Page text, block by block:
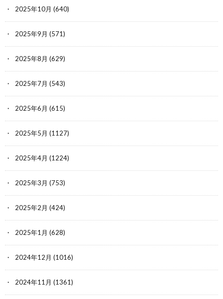
2025年10月 (640)
2025年9月 (571)
2025年8月 (629)
2025年7月 (543)
2025年6月 (615)
2025年5月 (1127)
2025年4月 (1224)
2025年3月 (753)
2025年2月 (424)
2025年1月 (628)
2024年12月 (1016)
2024年11月 (1361)